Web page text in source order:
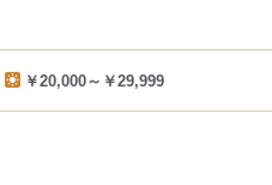
￥20,000～￥29,999